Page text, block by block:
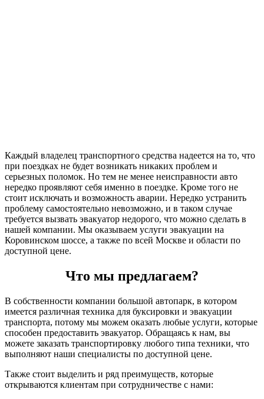
Каждый владелец транспортного средства надеется на то, что
при поездках не будет возникать никаких проблем и
серьезных поломок. Но тем не менее неисправности авто
нередко проявляют себя именно в поездке. Кроме того не
стоит исключать и возможность аварии. Нередко устранить
проблему самостоятельно невозможно, и в таком случае
требуется вызвать эвакуатор недорого, что можно сделать в
нашей компании. Мы оказываем услуги эвакуации на
Коровинском шоссе, а также по всей Москве и области по
доступной цене.
Что мы предлагаем?
В собственности компании большой автопарк, в котором
имеется различная техника для буксировки и эвакуации
транспорта, потому мы можем оказать любые услуги, которые
способен предоставить эвакуатор. Обращаясь к нам, вы
можете заказать транспортировку любого типа техники, что
выполняют наши специалисты по доступной цене.
Также стоит выделить и ряд преимуществ, которые
открываются клиентам при сотрудничестве с нами: